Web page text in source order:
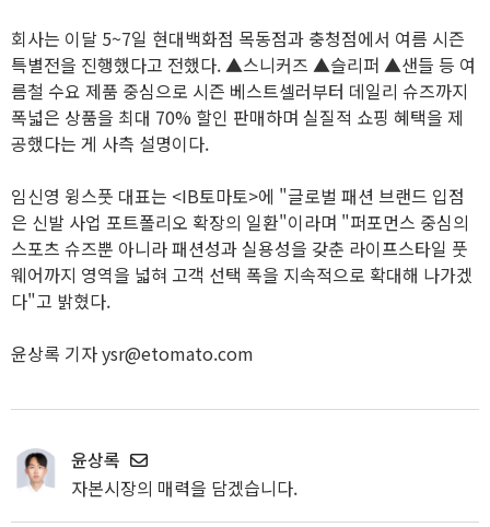
회사는 이달 5~7일 현대백화점 목동점과 충청점에서 여름 시즌
특별전을 진행했다고 전했다. ▲스니커즈 ▲슬리퍼 ▲샌들 등 여
름철 수요 제품 중심으로 시즌 베스트셀러부터 데일리 슈즈까지
폭넓은 상품을 최대 70% 할인 판매하며 실질적 쇼핑 혜택을 제
공했다는 게 사측 설명이다.
임신영 윙스풋 대표는 <IB토마토>에 "글로벌 패션 브랜드 입점
은 신발 사업 포트폴리오 확장의 일환"이라며 "퍼포먼스 중심의
스포츠 슈즈뿐 아니라 패션성과 실용성을 갖춘 라이프스타일 풋
웨어까지 영역을 넓혀 고객 선택 폭을 지속적으로 확대해 나가겠
다"고 밝혔다.
윤상록 기자 ysr@etomato.com
윤상록
자본시장의 매력을 담겠습니다.